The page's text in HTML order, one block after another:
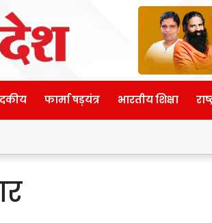
फार्मा षड़यंत्र भारतीय शिक्षा